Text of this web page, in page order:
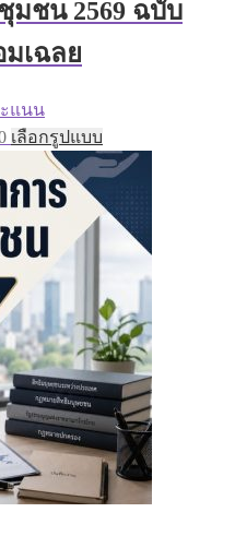
be
chosen
มชน 2569 ฉบับ
เฉลย
ะแนน
Price
range:
฿395.00
through
฿670.00
เลือกรูปแบบ
product
has
variants.
The
options
chosen
on
the
product
page